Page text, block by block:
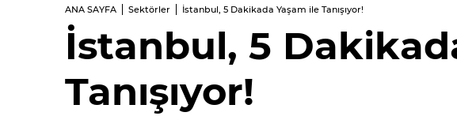
ANA SAYFA Sektörler İstanbul, 5 Dakikada Yaşam ile Tanışıyor!
İstanbul, 5
Tanışıyor!